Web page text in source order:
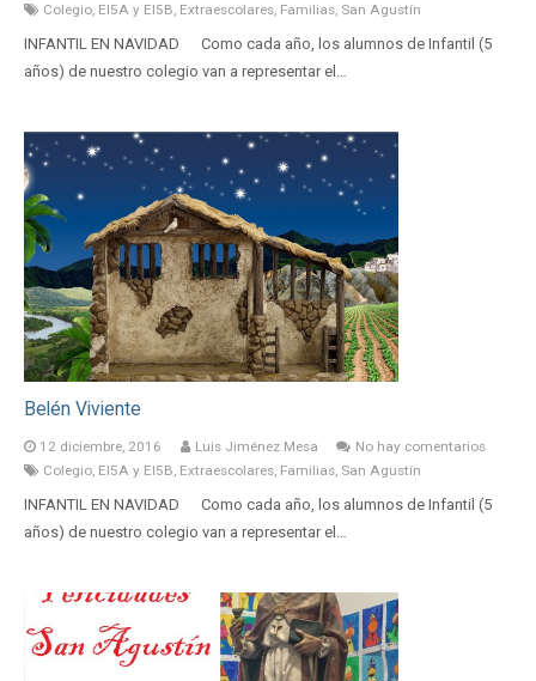
Colegio, EI5A y EI5B, Extraescolares, Familias, San Agustín
INFANTIL EN NAVIDAD Como cada año, los alumnos de Infantil (5
años) de nuestro colegio van a representar el…
Belén Viviente
12 diciembre, 2016 Luis Jiménez Mesa
No hay comentarios
Colegio, EI5A y EI5B, Extraescolares, Familias, San Agustín
INFANTIL EN NAVIDAD Como cada año, los alumnos de Infantil (5
años) de nuestro colegio van a representar el…